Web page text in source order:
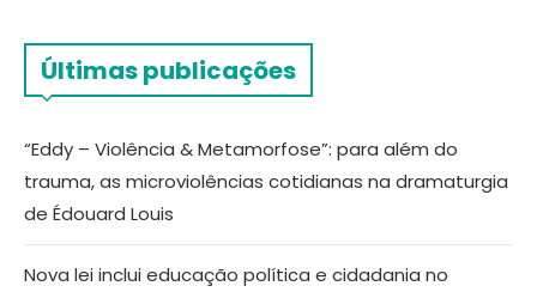
Últimas publicações
“Eddy – Violência & Metamorfose”: para além do
trauma, as microviolências cotidianas na dramaturgia
de Édouard Louis
Nova lei inclui educação política e cidadania no